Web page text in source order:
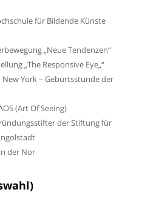
für Bildende Künste
„Neue Tendenzen“
„The Responsive Eye„“
York – Geburtsstunde der
(Art Of Seeing)
der Stiftung für
der Nor